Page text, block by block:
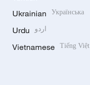
Ukrainian Українська
Urdu اردو
Vietnamese Tiếng Việt